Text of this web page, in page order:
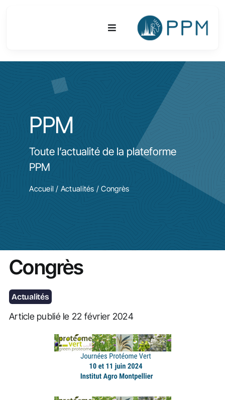
Toggle
Navigation
Equipements & Technologies
R&D
PPM
Toute l’actualité de la plateforme
PPM
Accueil / Actualités / Congrès
Congrès
Actualités
Article publié le 22 février 2024